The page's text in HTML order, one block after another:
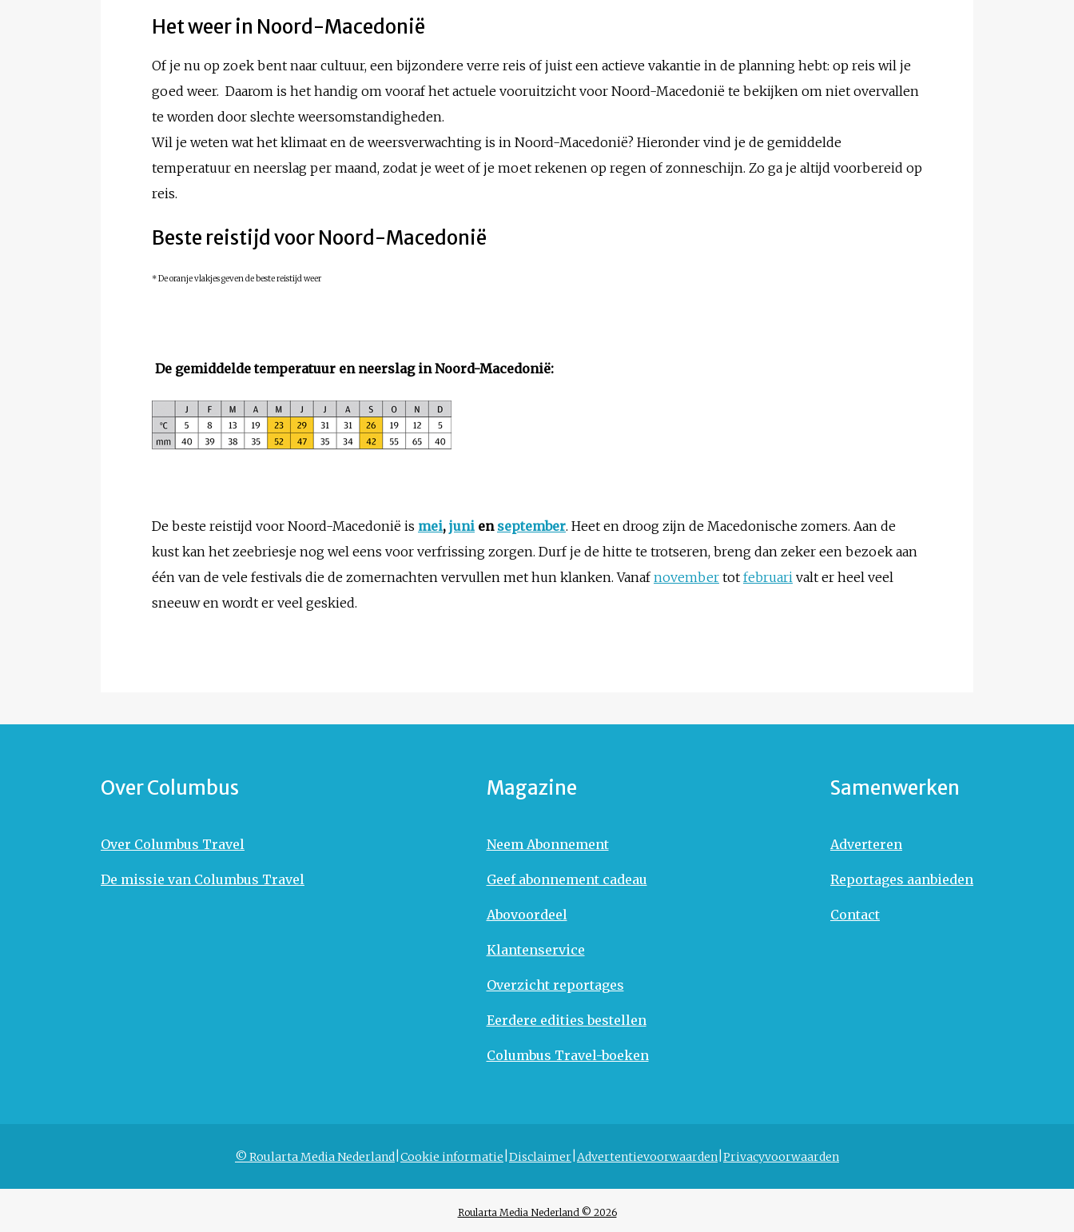
Het weer in Noord-Macedonië
Of je nu op zoek bent naar cultuur, een bijzondere verre reis of juist een actieve vakantie in de planning hebt: op reis wil je
goed weer. Daarom is het handig om vooraf het actuele vooruitzicht voor Noord-Macedonië te bekijken om niet overvallen
te worden door slechte weersomstandigheden.
Wil je weten wat het klimaat en de weersverwachting is in Noord-Macedonië? Hieronder vind je de gemiddelde
temperatuur en neerslag per maand, zodat je weet of je moet rekenen op regen of zonneschijn. Zo ga je altijd voorbereid op
reis.
Beste reistijd voor Noord-Macedonië
* De oranje vlakjes geven de beste reistijd weer
De gemiddelde temperatuur en neerslag inNoord-Macedonië:
De beste reistijd voor Noord-Macedonië is mei, juni en september. Heet en droog zijn de Macedonische zomers. Aan de
kust kan het zeebriesje nog wel eens voor verfrissing zorgen. Durf je de hitte te trotseren, breng dan zeker een bezoek aan
één van de vele festivals die de zomernachten vervullen met hun klanken. Vanafnovember tot februari valt er heel veel
sneeuw en wordt er veel geskied.
Over Columbus
Over Columbus Travel
De missie van Columbus Travel
Magazine
Neem Abonnement
Geef abonnement cadeau
Abovoordeel
Klantenservice
Overzicht reportages
Eerdere edities bestellen
Columbus Travel-boeken
Samenwerken
Adverteren
Reportages aanbieden
Contact
© Roularta Media Nederland Cookie informatie Disclaimer Advertentievoorwaarden Privacyvoorwaarden
Roularta Media Nederland © 2026